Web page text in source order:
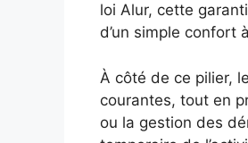
loi Alur, cette
d’un simple confort
À côté de ce pilier,
courantes, tout en
ou la gestion des